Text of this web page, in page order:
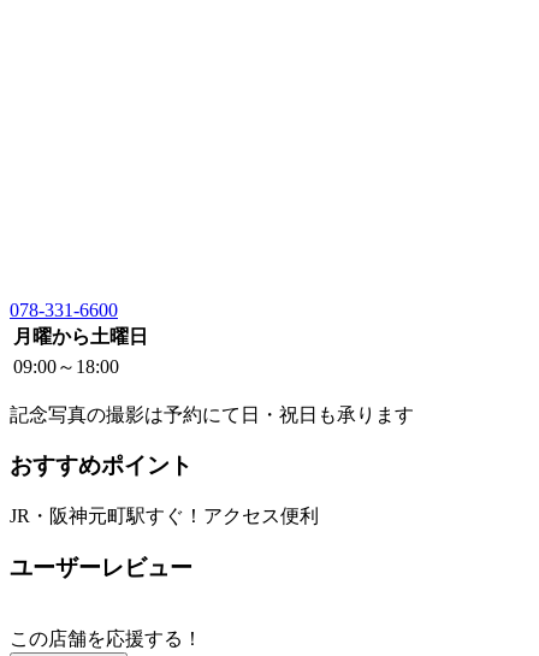
078-331-6600
月曜から土曜日
09:00～18:00
記念写真の撮影は予約にて日・祝日も承ります
おすすめポイント
JR・阪神元町駅すぐ！アクセス便利
ユーザーレビュー
この店舗を応援する！